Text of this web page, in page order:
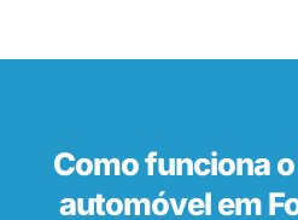
Como funciona
automóvel em